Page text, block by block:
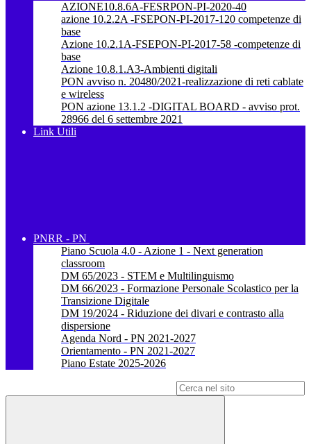
AZIONE10.8.6A-FESRPON-PI-2020-40
azione 10.2.2A -FSEPON-PI-2017-120 competenze di
base
Azione 10.2.1A-FSEPON-PI-2017-58 -competenze di
base
Azione 10.8.1.A3-Ambienti digitali
PON avviso n. 20480/2021-realizzazione di reti cablate
e wireless
PON azione 13.1.2 -DIGITAL BOARD - avviso prot.
28966 del 6 settembre 2021
Link Utili
PNRR - PN
Piano Scuola 4.0 - Azione 1 - Next generation
classroom
DM 65/2023 - STEM e Multilinguismo
DM 66/2023 - Formazione Personale Scolastico per la
Transizione Digitale
DM 19/2024 - Riduzione dei divari e contrasto alla
dispersione
Agenda Nord - PN 2021-2027
Orientamento - PN 2021-2027
Piano Estate 2025-2026